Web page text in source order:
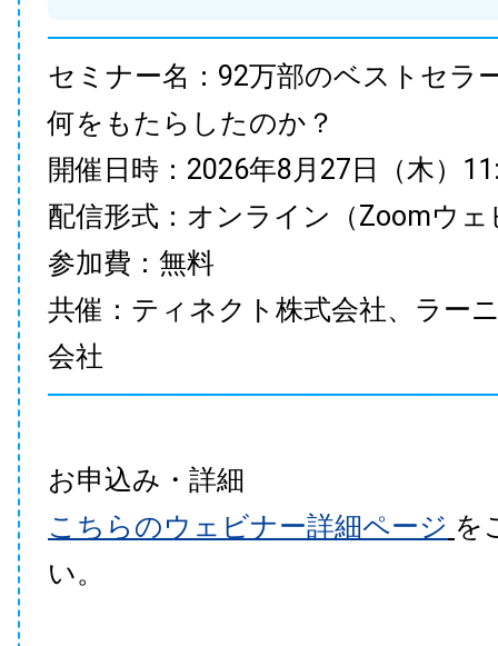
セミナー名：92万部のベストセラ
何をもたらしたのか？
開催日時：2026年8月27日（木）
配信形式：オンライン（Zoomウェ
参加費：無料
共催：ティネクト株式会社、ラー
会社
お申込み・詳細
こちらのウェビナー詳細ページ を
い。